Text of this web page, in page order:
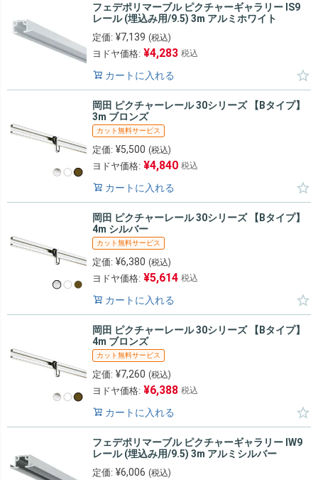
フェデポリマーブル ピクチャーギャラリー IS9
レール (埋込み用/9.5) 3m アルミホワイト
定価: ¥7,139 (税込)
ヨドヤ価格: ¥4,283 税込
カートに入れる
岡田 ピクチャーレール 30シリーズ 【Bタイプ】
3m ブロンズ
カット無料サービス
定価: ¥5,500 (税込)
ヨドヤ価格: ¥4,840 税込
カートに入れる
岡田 ピクチャーレール 30シリーズ 【Bタイプ】
4m シルバー
カット無料サービス
定価: ¥6,380 (税込)
ヨドヤ価格: ¥5,614 税込
カートに入れる
岡田 ピクチャーレール 30シリーズ 【Bタイプ】
4m ブロンズ
カット無料サービス
定価: ¥7,260 (税込)
ヨドヤ価格: ¥6,388 税込
カートに入れる
フェデポリマーブル ピクチャーギャラリー IW9
レール (埋込み用/9.5) 3m アルミシルバー
定価: ¥6,006 (税込)